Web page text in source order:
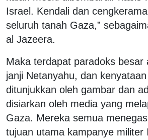
Israel. Kendali dan
seluruh tanah Gaza,”
al Jazeera.
Maka terdapat paradoks besar
janji Netanyahu, dan
ditunjukkan oleh gambar dan
disiarkan oleh media yang
Gaza. Mereka semua
tujuan utama kampanye militer